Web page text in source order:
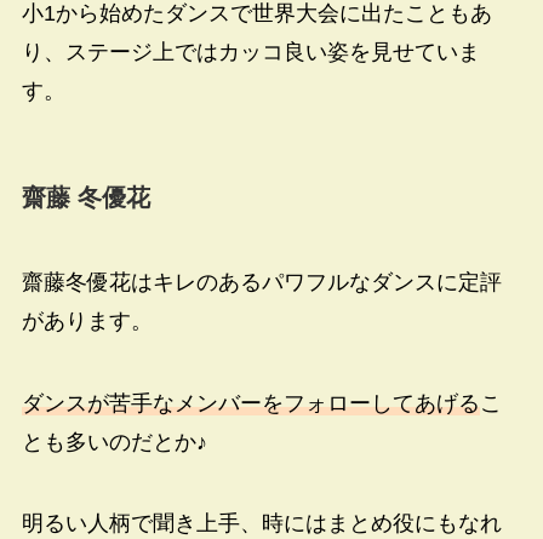
小1から始めたダンスで世界大会に出たこともあ
り、ステージ上ではカッコ良い姿を見せていま
す。
齋藤 冬優花
齋藤冬優花はキレのあるパワフルなダンスに定評
があります。
ダンスが苦手なメンバーをフォローしてあげるこ
とも多いのだとか♪
明るい人柄で聞き上手、時にはまとめ役にもなれ